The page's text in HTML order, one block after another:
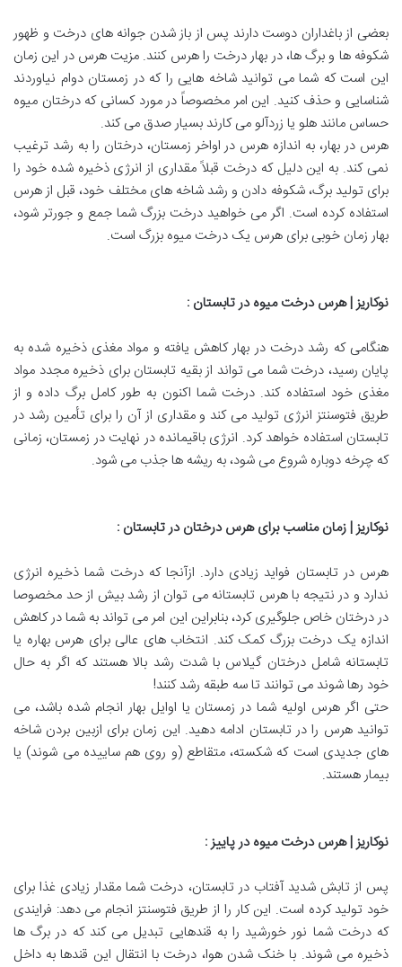
بعضی از باغداران دوست دارند پس از باز شدن جوانه های درخت و ظهور
شکوفه ها و برگ ها، در بهار درخت را هرس کنند. مزیت هرس در این زمان
این است که شما می توانید شاخه هایی را که در زمستان دوام نیاوردند
شناسایی و حذف کنید. این امر مخصوصاً در مورد کسانی که درختان میوه
حساس مانند هلو یا زردآلو می کارند بسیار صدق می کند.
هرس در بهار، به اندازه هرس در اواخر زمستان، درختان را به رشد ترغیب
نمی کند. به این دلیل که درخت قبلاً مقداری از انرژی ذخیره شده خود را
برای تولید برگ، شکوفه دادن و رشد شاخه های مختلف خود، قبل از هرس
استفاده کرده است. اگر می خواهید درخت بزرگ شما جمع و جورتر شود،
بهار زمان خوبی برای هرس یک درخت میوه بزرگ است.
نوکاریز | هرس درخت میوه در تابستان :
هنگامی که رشد درخت در بهار کاهش یافته و مواد مغذی ذخیره شده به
پایان رسید، درخت شما می تواند از بقیه تابستان برای ذخیره مجدد مواد
مغذی خود استفاده کند. درخت شما اکنون به طور کامل برگ داده و از
طریق فتوسنتز انرژی تولید می کند و مقداری از آن را برای تأمین رشد در
تابستان استفاده خواهد کرد. انرژی باقیمانده در نهایت در زمستان، زمانی
که چرخه دوباره شروع می شود، به ریشه ها جذب می شود.
نوکاریز | زمان مناسب برای هرس درختان در تابستان :
هرس در تابستان فواید زیادی دارد. ازآنجا که درخت شما ذخیره انرژی
ندارد و در نتیجه با هرس تابستانه می توان از رشد بیش از حد مخصوصا
در درختان خاص جلوگیری کرد، بنابراین این امر می تواند به شما در کاهش
اندازه یک درخت بزرگ کمک کند. انتخاب های عالی برای هرس بهاره یا
تابستانه شامل درختان گیلاس با شدت رشد بالا هستند که اگر به حال
خود رها شوند می توانند تا سه طبقه رشد کنند!
حتی اگر هرس اولیه شما در زمستان یا اوایل بهار انجام شده باشد، می
توانید هرس را در تابستان ادامه دهید. این زمان برای ازبین بردن شاخه
های جدیدی است که شکسته، متقاطع (و روی هم ساییده می شوند) یا
بیمار هستند.
نوکاریز | هرس درخت میوه در پاییز:
پس از تابش شدید آفتاب در تابستان، درخت شما مقدار زیادی غذا برای
خود تولید کرده است. این کار را از طریق فتوسنتز انجام می دهد: فرایندی
که درخت شما نور خورشید را به قندهایی تبدیل می کند که در برگ ها
ذخیره می شوند. با خنک شدن هوا، درخت با انتقال این قندها به داخل